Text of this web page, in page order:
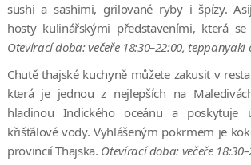
sushi a sashimi, grilované ryby i špízy.
hosty kulinářskými představeními, která
Otevírací doba: večeře 18:30–22:00, teppanyaki
Chutě thajské kuchyně můžete zakusit v
která je jednou z nejlepších na
hladinou Indického oceánu a poskytuje
křišťálové vody. Vyhlášeným pokrmem je
provincií Thajska. Otevírací doba: večeře